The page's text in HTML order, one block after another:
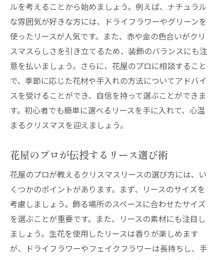
ルを考えることから始めましょう。例えば、ナチュラル
な雰囲気が好きな方には、ドライフラワーやグリーンを
使ったリースが人気です。また、赤や金の色合いがクリ
スマスらしさを引き立てるため、装飾のバランスにも注
意を払いましょう。さらに、花屋のプロに相談すること
で、季節に応じた花材や手入れの方法についてアドバイ
スを受けることができ、自信を持って選ぶことができま
す。初心者でも簡単に選べるリースを手に入れて、心温
まるクリスマスを迎えましょう。
花屋のプロが伝授するリース選び術
花屋のプロが教えるクリスマスリースの選び方には、い
くつかのポイントがあります。まず、リースのサイズを
考慮しましょう。飾る場所のスペースに合わせたサイズ
を選ぶことが重要です。また、リースの素材にも注目し
ましょう。生花を使用したリースは香りが楽しめます
が、ドライフラワーやフェイクフラワーは長持ちし、手